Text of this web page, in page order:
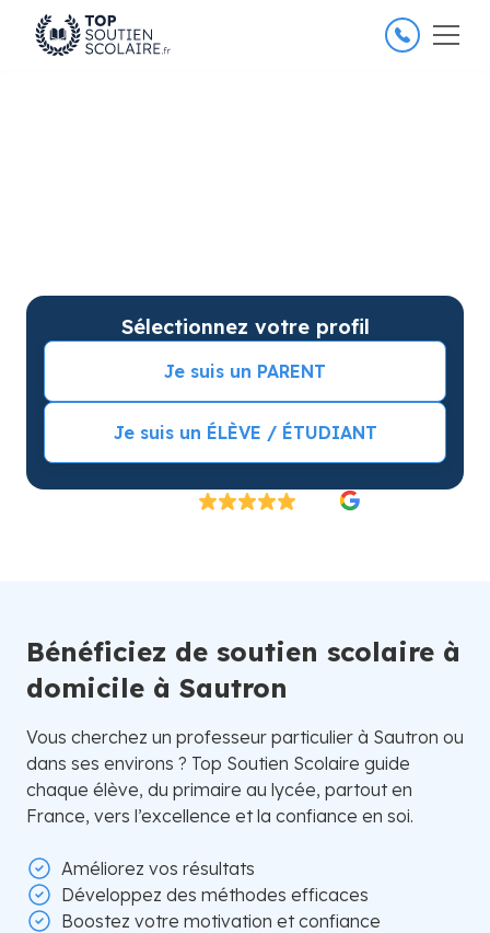
26 000 élèves satisfaits
Sélectionnez votre profil
Je suis un PARENT
Je suis un ÉLÈVE / ÉTUDIANT
Bénéficiez de soutien scolaire à
domicile à Sautron
Vous cherchez un professeur particulier à Sautron ou
dans ses environs ? Top Soutien Scolaire guide
chaque élève, du primaire au lycée, partout en
France, vers l’excellence et la confiance en soi.
Améliorez vos résultats
Développez des méthodes efficaces
Boostez votre motivation et confiance